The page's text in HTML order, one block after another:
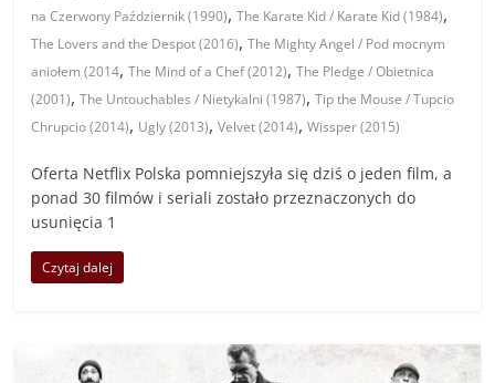
na Czerwony Październik (1990),The Karate Kid / Karate Kid (1984),
The Lovers and the Despot (2016),The Mighty Angel / Pod mocnym
aniołem (2014,The Mind of a Chef (2012),The Pledge / Obietnica
(2001),The Untouchables / Nietykalni (1987),Tip the Mouse / Tupcio
Chrupcio (2014), Ugly (2013),Velvet (2014),Wissper (2015)
Oferta Netflix Polska pomniejszyła się dziś o jeden film, a
ponad 30 filmów i seriali zostało przeznaczonych do
usunięcia 1
Czytaj dalej